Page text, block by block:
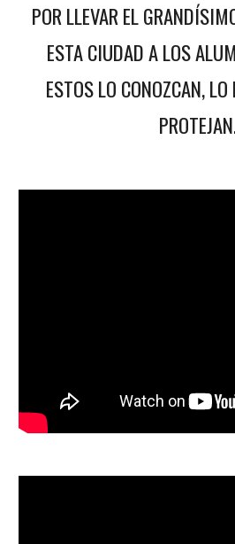
POR LLEVAR EL
ESTA CIUDAD A LOS
ESTOS LO CONOZCAN,